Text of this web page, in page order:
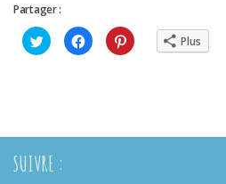
Partager :
Cliquez
pour
partager
Cliquez
pour
partager
Cliquez
pour Plus
SUIVRE :